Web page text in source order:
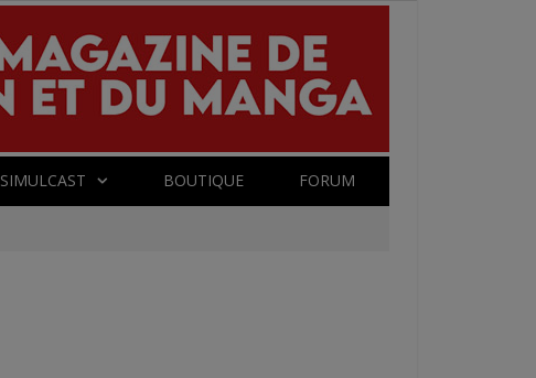
SIMULCAST BOUTIQUE FORUM